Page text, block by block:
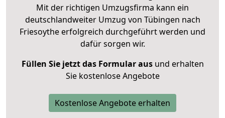
Mit der richtigen Umzugsfirma kann ein
deutschlandweiter Umzug von Tübingen nach
Friesoythe erfolgreich durchgeführt werden und
dafür sorgen wir.
Füllen Sie jetzt das Formular ausund erhalten
Sie kostenlose Angebote
Kostenlose Angebote erhalten